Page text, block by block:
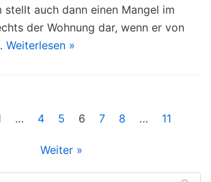
stellt auch dann einen Mangel im
der Wohnung dar, wenn er von
Weiterlesen »
… 4 5 6 7 8 … 11
Weiter »